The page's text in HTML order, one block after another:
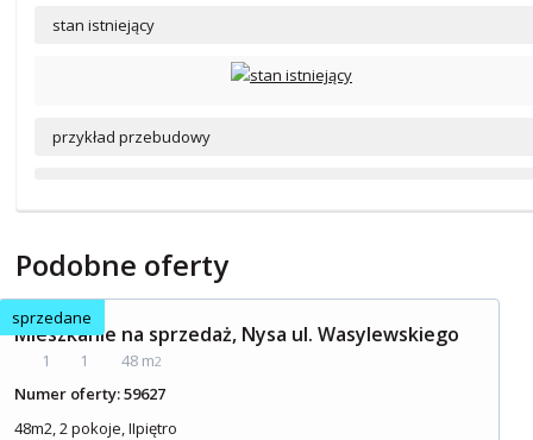
stan istniejący
przykład przebudowy
Podobne oferty
sprzedane
Mieszkanie na sprzedaż, Nysa ul. Wasylewskiego
1 1 48 m2
Numer oferty: 59627
48m2, 2 pokoje, IIpiętro